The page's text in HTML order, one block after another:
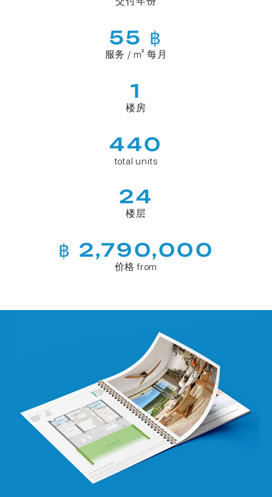
55 ฿
服务 / m² 每月
1
楼房
440
total units
24
楼层
฿ 2,790,000
价格 from